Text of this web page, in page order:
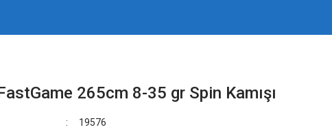
265cm 8-35 gr Spin Kamışı
19576